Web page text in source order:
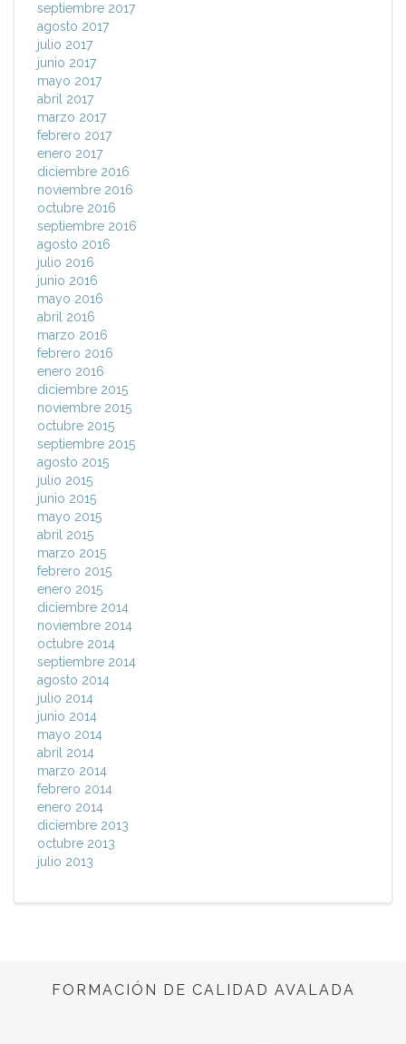
septiembre 2017
agosto 2017
julio 2017
junio 2017
mayo 2017
abril 2017
marzo 2017
febrero 2017
enero 2017
diciembre 2016
noviembre 2016
octubre 2016
septiembre 2016
agosto 2016
julio 2016
junio 2016
mayo 2016
abril 2016
marzo 2016
febrero 2016
enero 2016
diciembre 2015
noviembre 2015
octubre 2015
septiembre 2015
agosto 2015
julio 2015
junio 2015
mayo 2015
abril 2015
marzo 2015
febrero 2015
enero 2015
diciembre 2014
noviembre 2014
octubre 2014
septiembre 2014
agosto 2014
julio 2014
junio 2014
mayo 2014
abril 2014
marzo 2014
febrero 2014
enero 2014
diciembre 2013
octubre 2013
julio 2013
FORMACIÓN DE CALIDAD AVALADA